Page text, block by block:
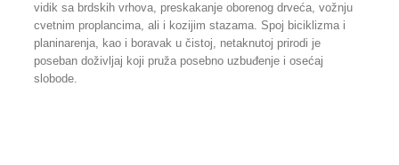
vidik sa brdskih vrhova, preskakanje oborenog drveća, vožnju
cvetnim proplancima, ali i kozijim stazama. Spoj biciklizma i
planinarenja, kao i boravak u čistoj, netaknutoj prirodi je
poseban doživljaj koji pruža posebno uzbuđenje i osećaj
slobode.